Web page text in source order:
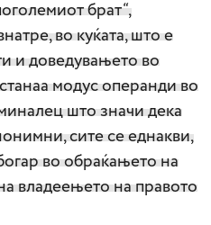
брат“,
во куќата, што е
и доведувањето во
модус операнди во
што значи дека
сите се еднакви,
во обраќањето на
владеењето на правото